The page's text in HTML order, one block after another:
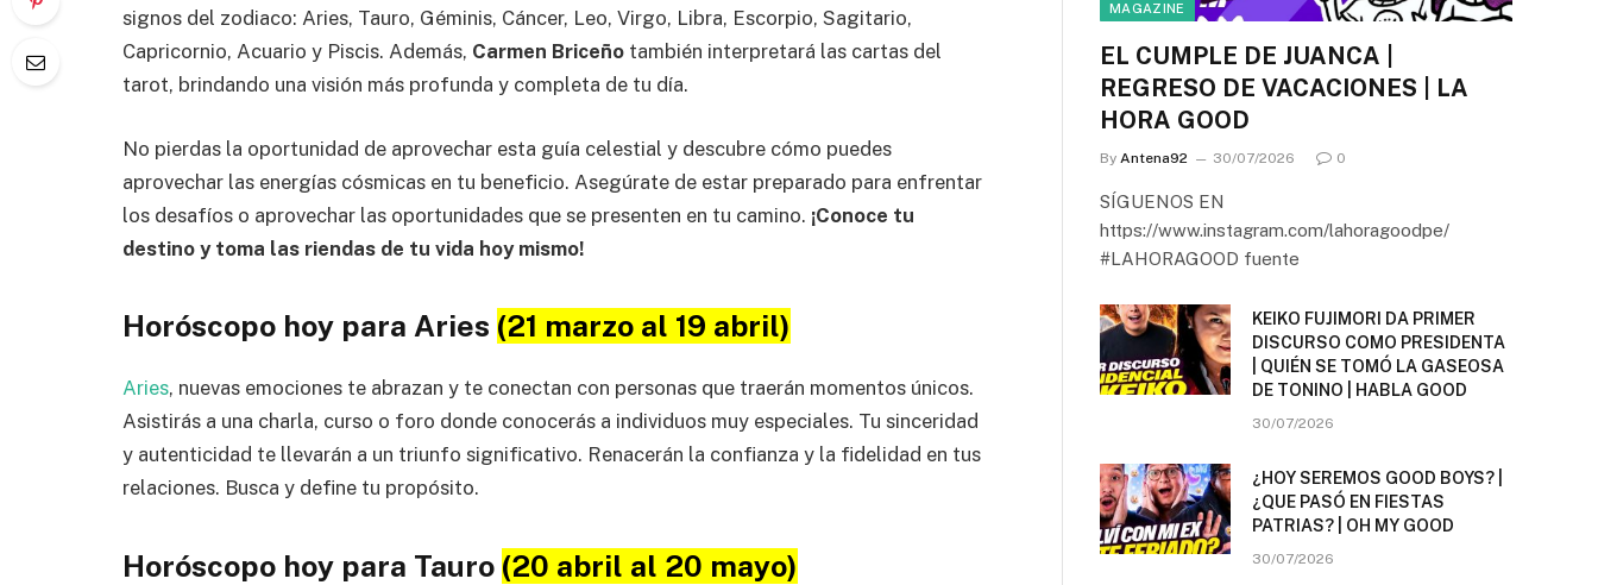
signos del zodiaco: Aries, Tauro, Géminis, Cáncer, Leo, Virgo, Libra, Escorpio, Sagitario,
Capricornio, Acuario y Piscis. Además, Carmen Briceño también interpretará las cartas del
tarot, brindando una visión más profunda y completa de tu día.
No pierdas la oportunidad de aprovechar esta guía celestial y descubre cómo puedes
aprovechar las energías cósmicas en tu beneficio. Asegúrate de estar preparado para enfrentar
los desafíos o aprovechar las oportunidades que se presenten en tu camino. ¡Conoce tu
destino y toma las riendas de tu vida hoy mismo!
Horóscopo hoy para Aries (21 marzo al 19 abril)
Aries, nuevas emociones te abrazan y te conectan con personas que traerán momentos únicos.
Asistirás a una charla, curso o foro donde conocerás a individuos muy especiales. Tu sinceridad
y autenticidad te llevarán a un triunfo significativo. Renacerán la confianza y la fidelidad en tus
relaciones. Busca y define tu propósito.
Horóscopo hoy para Tauro (20 abril al 20 mayo)
MAGAZINE
EL CUMPLE DE JUANCA |
REGRESO DE VACACIONES | LA
HORA GOOD
By Antena92 30/07/2026 0
SÍGUENOS EN
https://www.instagram.com/lahoragoodpe/
#LAHORAGOOD fuente
KEIKO FUJIMORI DA PRIMER
DISCURSO COMO PRESIDENTA
| QUIÉN SE TOMÓ LA GASEOSA
DE TONINO | HABLA GOOD
30/07/2026
¿HOY SEREMOS GOOD BOYS? |
¿QUE PASÓ EN FIESTAS
PATRIAS? | OH MY GOOD
30/07/2026